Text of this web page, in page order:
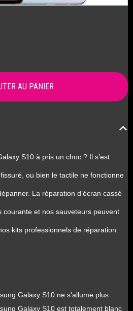
S10 à pris un choc ? Il s’est
ou bien le tactile ne fonctionne
La réparation d’écran cassé
courante et nos sauveteurs peuvent
kits professionnels de réparation.
Galaxy S10 ne s'allume plus
Galaxy S10 est totalement blanc